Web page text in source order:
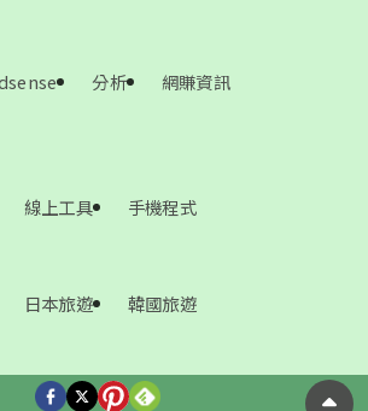
分析
網賺資訊
線上工具 手機程式
日本旅遊 韓國旅遊